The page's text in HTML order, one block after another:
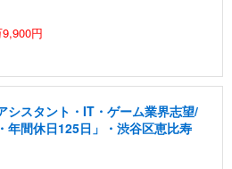
円
シスタント・IT・ゲーム業界志望/
年間休日125日」・渋谷区恵比寿